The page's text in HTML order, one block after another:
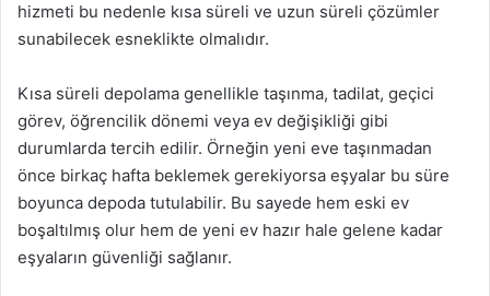
hizmeti bu nedenle kısa süreli ve uzun süreli çözümler
sunabilecek esneklikte olmalıdır.
Kısa süreli depolama genellikle taşınma, tadilat, geçici
görev, öğrencilik dönemi veya ev değişikliği gibi
durumlarda tercih edilir. Örneğin yeni eve taşınmadan
önce birkaç hafta beklemek gerekiyorsa eşyalar bu süre
boyunca depoda tutulabilir. Bu sayede hem eski ev
boşaltılmış olur hem de yeni ev hazır hale gelene kadar
eşyaların güvenliği sağlanır.